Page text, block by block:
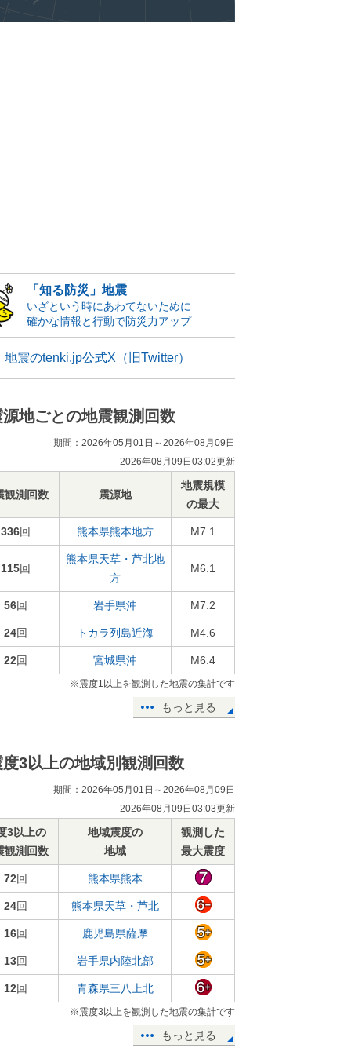
「知る防災」地震
いざという時にあわてないために
確かな情報と行動で防災力アップ
地震のtenki.jp公式X（旧Twitter）
源地ごとの地震観測回数
期間：2026年05月01日～2026年08月09日
2026年08月09日03:02更新
観測回数 震源地
地震規模
の最大
336回 熊本県熊本地方 M7.1
115回
熊本県天草・芦北地
方
M6.1
56回 岩手県沖 M7.2
24回 トカラ列島近海 M4.6
22回 宮城県沖 M6.4
※震度1以上を観測した地震の集計です
もっと見る
度3以上の地域別観測回数
期間：2026年05月01日～2026年08月09日
2026年08月09日03:03更新
3以上の
観測回数
地域震度の
地域
観測した
最大震度
72回 熊本県熊本
24回 熊本県天草・芦北
16回 鹿児島県薩摩
13回 岩手県内陸北部
12回 青森県三八上北
※震度3以上を観測した地震の集計です
もっと見る